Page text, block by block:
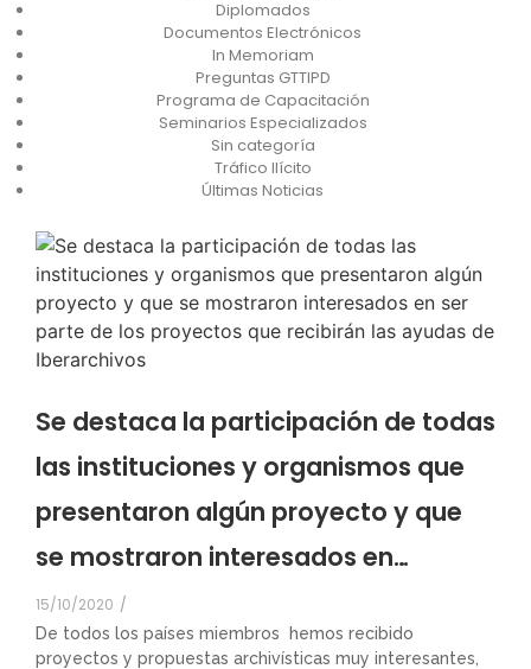
Diplomados
Documentos Electrónicos
In Memoriam
Preguntas GTTIPD
Programa de Capacitación
Seminarios Especializados
Sin categoría
Tráfico Ilícito
Últimas Noticias
Se destaca la participación de todas
las instituciones y organismos que
presentaron algún proyecto y que
se mostraron interesados en…
15/10/2020 /
De todos los países miembros hemos recibido
proyectos y propuestas archivísticas muy interesantes,